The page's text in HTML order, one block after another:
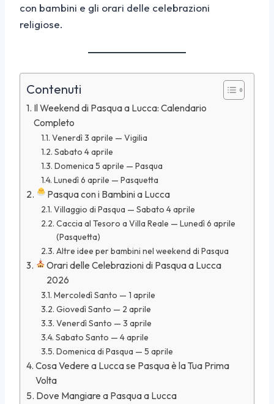
con bambini e gli orari delle celebrazioni
religiose.
Contenuti
Il Weekend di Pasqua a Lucca: Calendario
Completo
Venerdì 3 aprile — Vigilia
Sabato 4 aprile
Domenica 5 aprile — Pasqua
Lunedì 6 aprile — Pasquetta
Pasqua con i Bambini a Lucca
Villaggio di Pasqua — Sabato 4 aprile
Caccia al Tesoro a Villa Reale — Lunedì 6 aprile
(Pasquetta)
Altre idee per bambini nel weekend di Pasqua
Orari delle Celebrazioni di Pasqua a Lucca
2026
Mercoledì Santo — 1 aprile
Giovedì Santo — 2 aprile
Venerdì Santo — 3 aprile
Sabato Santo — 4 aprile
Domenica di Pasqua — 5 aprile
Cosa Vedere a Lucca se Pasqua è la Tua Prima
Volta
Dove Mangiare a Pasqua a Lucca